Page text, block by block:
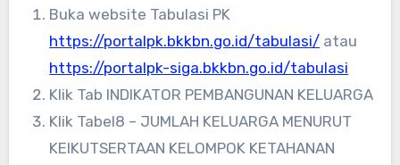
Buka website Tabulasi PK
https://portalpk.bkkbn.go.id/tabulasi/ atau
https://portalpk-siga.bkkbn.go.id/tabulasi
Klik Tab INDIKATOR PEMBANGUNAN KELUARGA
Klik Tabel8 – JUMLAH KELUARGA MENURUT
KEIKUTSERTAAN KELOMPOK KETAHANAN